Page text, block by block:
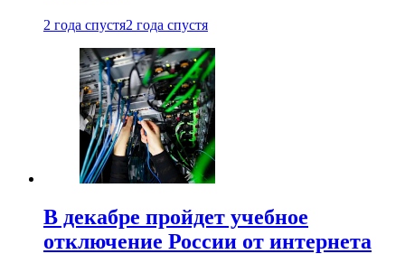
2 года спустя2 года спустя
В декабре пройдет учебное
отключение России от интернета